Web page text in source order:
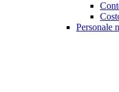
Personale